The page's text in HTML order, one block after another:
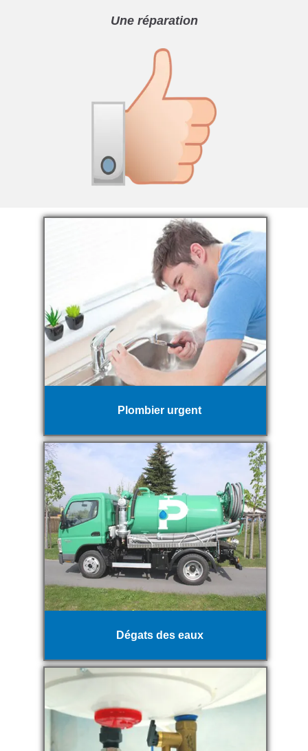
Une réparation
Plombier urgent
Dégats des eaux